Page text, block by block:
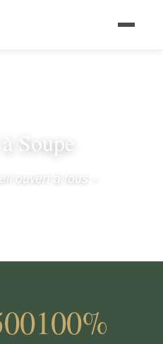
Soupe
ouvert à tous –
100%